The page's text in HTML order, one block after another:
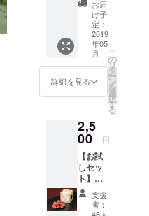
CHOCO
LAT
２個 内
容量50
ｇ（10
粒前
後）
お届
け予
定：
2019
年05
月
詳細を見る
こ
の
リ
タ
ー
ン
を
選
択
す
る
2,5
00 円
【お試
しセッ
ト】
①DRE
ETS
CHOCO
支援
者：